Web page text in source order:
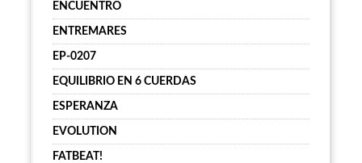
ENCUENTRO
ENTREMARES
EP-0207
EQUILIBRIO EN 6 CUERDAS
ESPERANZA
EVOLUTION
FATBEAT!